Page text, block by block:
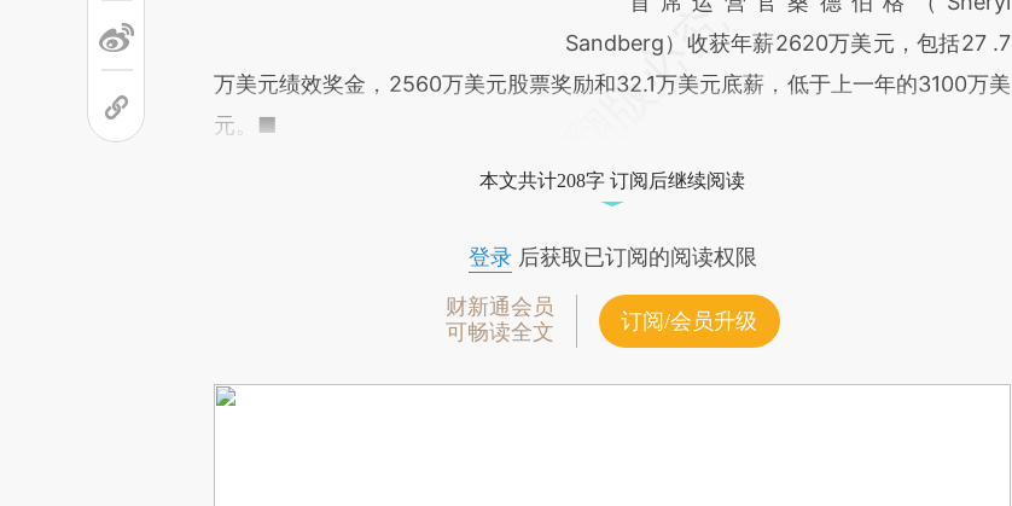
Sandberg）收获年薪2620万美元，包括27 .7
万美元绩效奖金，2560万美元股票奖励和32.1万美元底薪，低于上一年的3100万美
元。■
本文共计208字 订阅后继续阅读
登录后获取已订阅的阅读权限
财新通会员
可畅读全文
订阅/会员升级